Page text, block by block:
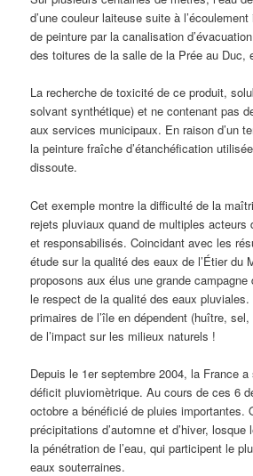
d’une couleur laiteuse suite à
de peinture par la canalisation
des toitures de la salle de la Prée au Duc,
La recherche de toxicité de ce produit,
solvant synthétique) et ne contenant pas
aux services municipaux. En raison d’un
la peinture fraîche d’étanchéfication
dissoute.
Cet exemple montre la difficulté de la
rejets pluviaux quand de multiples acteurs
et responsabilisés. Coincidant avec les
étude sur la qualité des eaux de l’Étier du
proposons aux élus une grande
le respect de la qualité des eaux
primaires de l’île en dépendent (huître,
de l’impact sur les milieux naturels !
Depuis le 1er septembre 2004, la France
déficit pluviomètrique. Au cours de ces 6
octobre a bénéficié de pluies importantes.
précipitations d’automne et d’hiver,
la pénétration de l’eau, qui participent le
eaux souterraines.